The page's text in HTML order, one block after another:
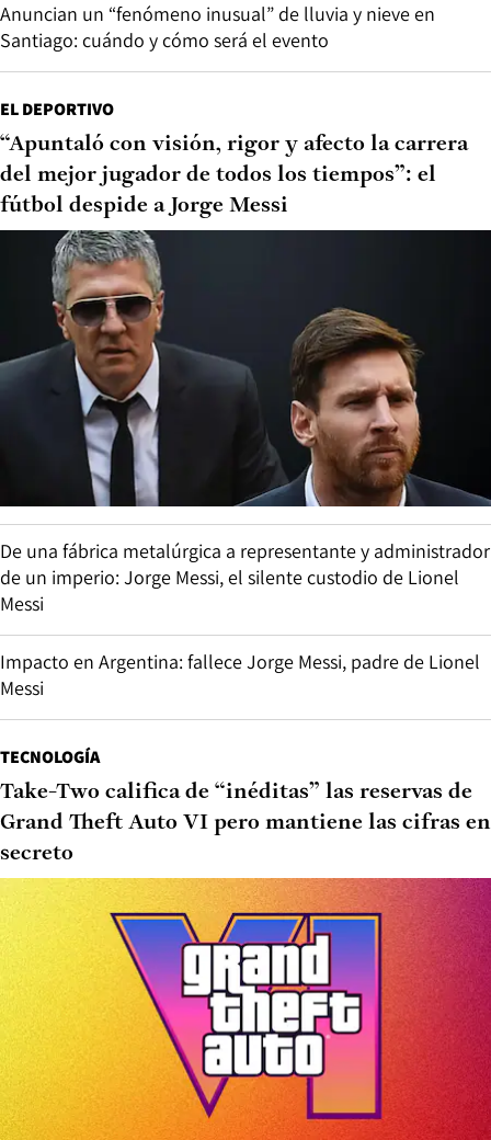
Anuncian un “fenómeno inusual” de lluvia y nieve en
Santiago: cuándo y cómo será el evento
EL DEPORTIVO
“Apuntaló con visión, rigor y afecto la carrera
del mejor jugador de todos los tiempos”: el
fútbol despide a Jorge Messi
De una fábrica metalúrgica a representante y administrador
de un imperio: Jorge Messi, el silente custodio de Lionel
Messi
Impacto en Argentina: fallece Jorge Messi, padre de Lionel
Messi
TECNOLOGÍA
Take-Two califica de “inéditas” las reservas de
Grand Theft Auto VI pero mantiene las cifras en
secreto